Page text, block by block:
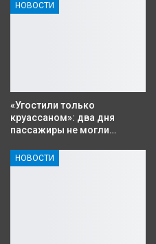
НОВОСТИ
«Угостили только
круассаном»: два дня
пассажиры не могли…
НОВОСТИ